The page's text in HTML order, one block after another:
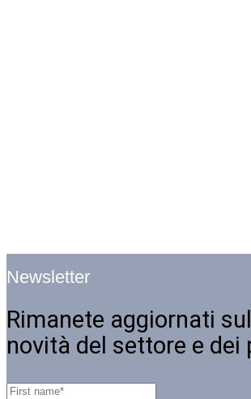
Newsletter
Rimanete aggiornati
novità del settore e dei